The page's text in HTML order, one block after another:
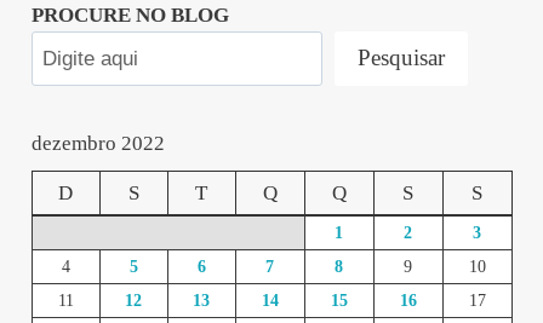
PROCURE NO BLOG
Pesquisar
dezembro 2022
D S T Q Q S S
1 2
3
4
5 6 7 8 9
10
11
12 13 14 15 16
17